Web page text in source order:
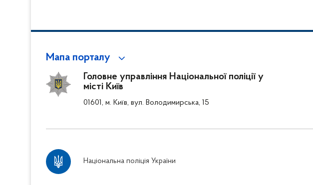
Мапа порталу
Головне управління Національної поліції у
місті Київ
01601, м. Київ, вул. Володимирська, 15
Національна поліція України